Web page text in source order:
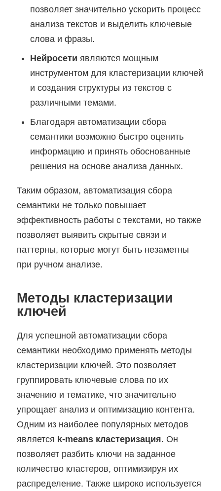
позволяет значительно ускорить процесс
анализа текстов и выделить ключевые
слова и фразы.
Нейросети являются мощным
инструментом для кластеризации ключей
и создания структуры из текстов с
различными темами.
Благодаря автоматизации сбора
семантики возможно быстро оценить
информацию и принять обоснованные
решения на основе анализа данных.
Таким образом, автоматизация сбора
семантики не только повышает
эффективность работы с текстами, но также
позволяет выявить скрытые связи и
паттерны, которые могут быть незаметны
при ручном анализе.
Методы кластеризации
ключей
Для успешной автоматизации сбора
семантики необходимо применять методы
кластеризации ключей. Это позволяет
группировать ключевые слова по их
значению и тематике, что значительно
упрощает анализ и оптимизацию контента.
Одним из наиболее популярных методов
является k-means кластеризация. Он
позволяет разбить ключи на заданное
количество кластеров, оптимизируя их
распределение. Также широко используется